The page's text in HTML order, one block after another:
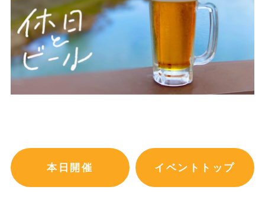
本日開催 イベントトップ